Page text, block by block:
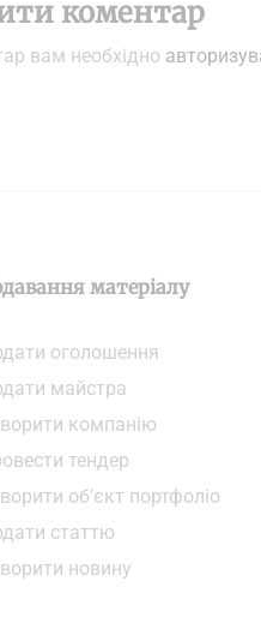
коментар
вам необхідно
матеріалу
oголошення
майстра
компанiю
тендер
об’єкт портфоліо
статтю
новину